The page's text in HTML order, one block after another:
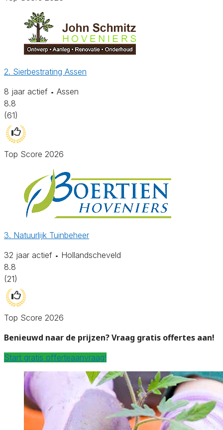
2. Sierbestrating Assen
8 jaar actief • Assen
8.8
(61)
Top Score 2026
3. Natuurlijk Tuinbeheer
32 jaar actief • Hollandscheveld
8.8
(21)
Top Score 2026
Benieuwd naar de prijzen? Vraag gratis offertes aan!
Start gratis offerteaanvraag!